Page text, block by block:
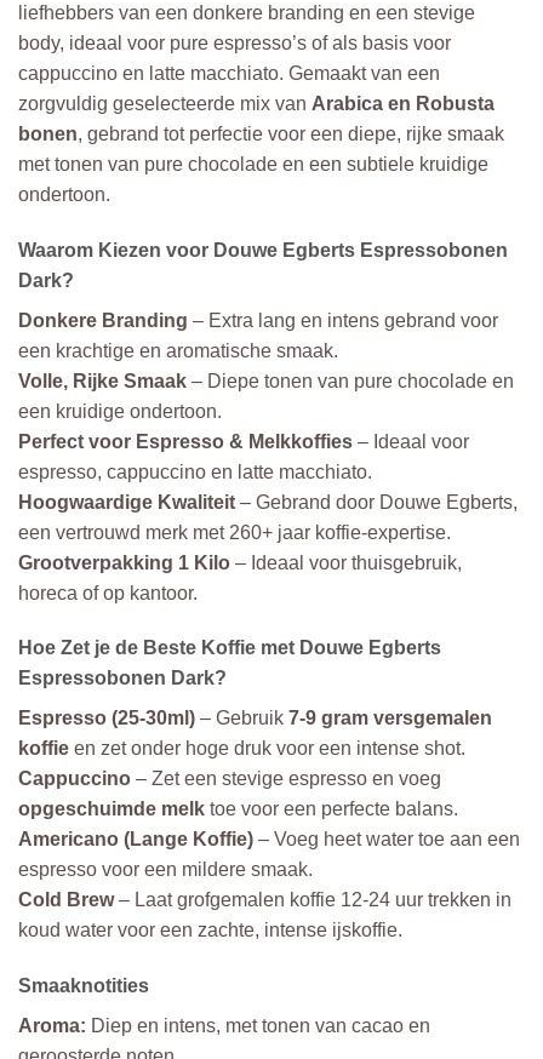
liefhebbers van een donkere branding en een stevige
body, ideaal voor pure espresso’s of als basis voor
cappuccino en latte macchiato. Gemaakt van een
zorgvuldig geselecteerde mix van Arabica en Robusta
bonen, gebrand tot perfectie voor een diepe, rijke smaak
met tonen van pure chocolade en een subtiele kruidige
ondertoon.
Waarom Kiezen voor Douwe Egberts Espressobonen
Dark?
Donkere Branding – Extra lang en intens gebrand voor
een krachtige en aromatische smaak.
Volle, Rijke Smaak – Diepe tonen van pure chocolade en
een kruidige ondertoon.
Perfect voor Espresso & Melkkoffies – Ideaal voor
espresso, cappuccino en latte macchiato.
Hoogwaardige Kwaliteit – Gebrand door Douwe Egberts,
een vertrouwd merk met 260+ jaar koffie-expertise.
Grootverpakking 1 Kilo – Ideaal voor thuisgebruik,
horeca of op kantoor.
Hoe Zet je de Beste Koffie met Douwe Egberts
Espressobonen Dark?
Espresso (25-30ml) – Gebruik 7-9 gram versgemalen
koffie en zet onder hoge druk voor een intense shot.
Cappuccino – Zet een stevige espresso en voeg
opgeschuimde melk toe voor een perfecte balans.
Americano (Lange Koffie) – Voeg heet water toe aan een
espresso voor een mildere smaak.
Cold Brew– Laat grofgemalen koffie 12-24 uur trekken in
koud water voor een zachte, intense ijskoffie.
Smaaknotities
Aroma: Diep en intens, met tonen van cacao en